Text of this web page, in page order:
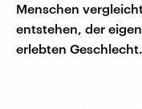
Menschen
entstehen, der
erlebten Geschlecht.